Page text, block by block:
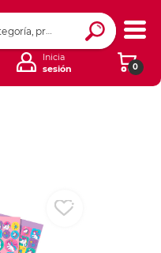
0
Inicia
sesión
Ingresar Codigo